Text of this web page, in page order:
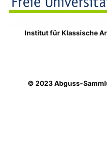
Institut für Klassische
© 2023 Abguss-